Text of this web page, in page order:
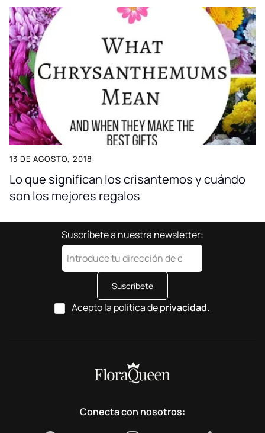
13 DE AGOSTO, 2018
Lo que significan los crisantemos y cuándo
son los mejores regalos
Suscríbete a nuestra newsletter:
Suscríbete
Acepto la política deprivacidad.
Conecta con nosotros: